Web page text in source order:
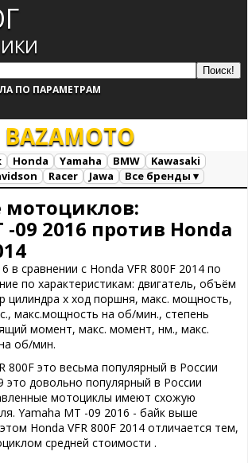
ПО ПАРАМЕТРАМ
BAZAMOTO
Honda Yamaha BMW
Kawasaki
Racer Jawa
Все бренды ▾
мотоциклов:
-09 2016 против Honda
в сравнении с Honda VFR 800F 2014 по
по характеристикам: двигатель, объём
цилиндра х ход поршня, макс. мощность,
макс.мощность на об/мин., степень
момент, макс. момент, нм., макс.
об/мин.
800F это весьма популярный в России
это довольно популярный в России
мотоциклы имеют схожую
Yamaha MT -09 2016 - байк выше
Honda VFR 800F 2014 отличается тем,
средней стоимости .